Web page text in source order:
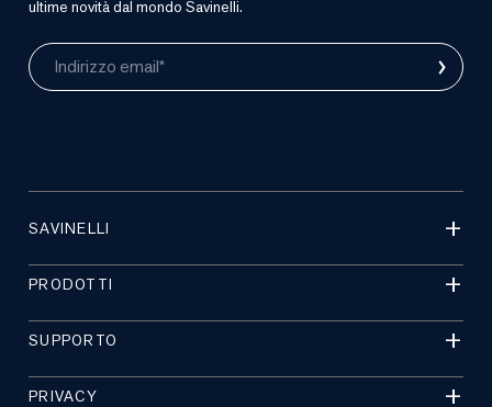
ultime novità dal mondo Savinelli.
Indirizzo email* ›
SAVINELLI
PRODOTTI
SUPPORTO
PRIVACY